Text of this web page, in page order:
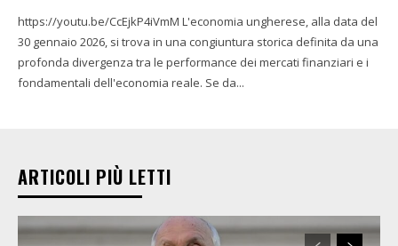
https://youtu.be/CcEjkP4iVmM L'economia ungherese, alla data del
30 gennaio 2026, si trova in una congiuntura storica definita da una
profonda divergenza tra le performance dei mercati finanziari e i
fondamentali dell'economia reale. Se da...
ARTICOLI PIÙ LETTI